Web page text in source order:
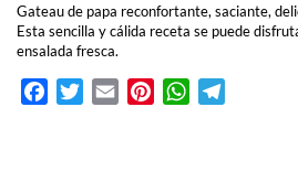
Gateau de papa reconfortante, saciante,
Esta sencilla y cálida receta se puede
ensalada fresca.
FacebookTwitterEmail PinterestWhatsApp